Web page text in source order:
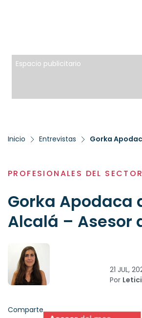
Espacio publicitario
Inicio Entrevistas Gorka
PROFESIONALES DEL SECTOR
Gorka Apodaca
Alcalá – Asesor
21 JUL,
Por
Comparte